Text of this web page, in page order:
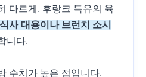
다르게, 후랑크 특유의 육
식사 대용이나 브런치 소시
니다.
수치가 높은 점입니다.